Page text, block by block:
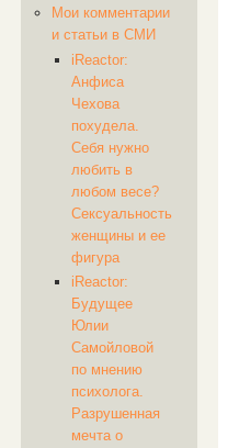
Мои комментарии
и статьи в СМИ
iReactor:
Анфиса
Чехова
похудела.
Себя нужно
любить в
любом весе?
Сексуальность
женщины и ее
фигура
iReactor:
Будущее
Юлии
Самойловой
по мнению
психолога.
Разрушенная
мечта о